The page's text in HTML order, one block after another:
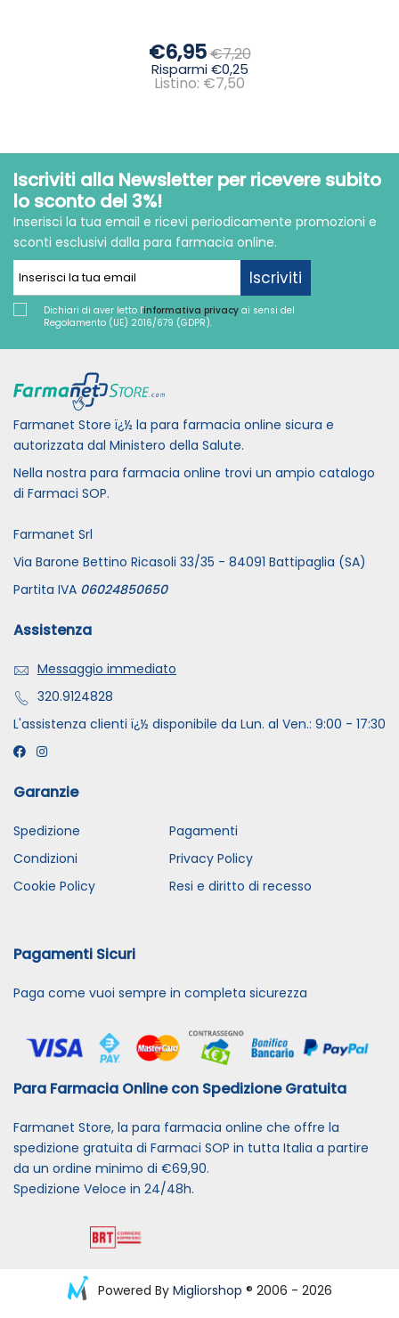
€6,95€7,20
Risparmi €0,25
Listino: €7,50
Iscriviti alla Newsletter per ricevere subito
lo sconto del 3%!
Inserisci la tua email e ricevi periodicamente promozioni e
sconti esclusivi dalla para farmacia online.
Iscriviti
Dichiari di aver letto l'informativa privacy ai sensi del
Regolamento (UE) 2016/679 (GDPR).
Farmanet Store ï¿½ la para farmacia online sicura e
autorizzata dal Ministero della Salute.
Nella nostra para farmacia online trovi un ampio catalogo
di Farmaci SOP.
Farmanet Srl
Via Barone Bettino Ricasoli 33/35 - 84091 Battipaglia (SA)
Partita IVA 06024850650
Assistenza
Messaggio immediato
320.9124828
L'assistenza clienti ï¿½ disponibile da Lun. al Ven.: 9:00 - 17:30
Garanzie
Spedizione
Pagamenti
Condizioni
Privacy Policy
Cookie Policy
Resi e diritto di recesso
Pagamenti Sicuri
Paga come vuoi sempre in completa sicurezza
Para Farmacia Online con Spedizione Gratuita
Farmanet Store, la para farmacia online che offre la
spedizione gratuita di Farmaci SOP in tutta Italia a partire
da un ordine minimo di €69,90.
Spedizione Veloce in 24/48h.
Powered By Migliorshop ® 2006 - 2026